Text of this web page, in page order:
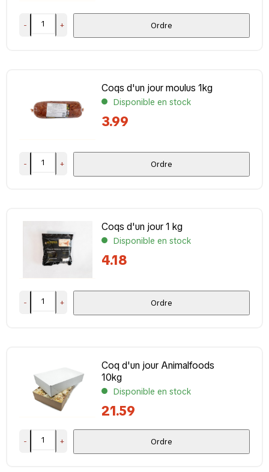
- + Ordre
Coqs d'un jour moulus 1kg
Disponible en stock
3.99
- + Ordre
Coqs d'un jour 1 kg
Disponible en stock
4.18
- + Ordre
Coq d'un jour Animalfoods
10kg
Disponible en stock
21.59
- + Ordre